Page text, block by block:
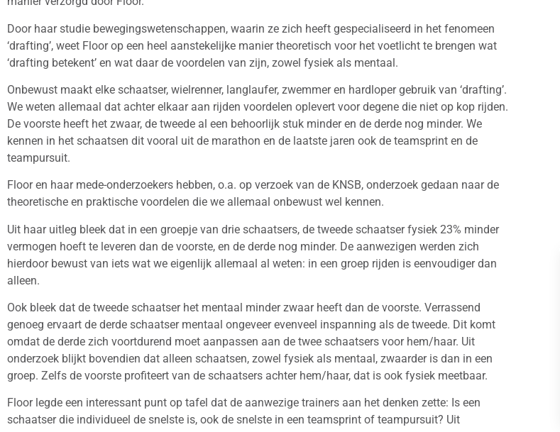
Door haar studie bewegingswetenschappen, waarin ze zich heeft gespecialiseerd in het fenomeen
‘drafting’, weet Floor op een heel aanstekelijke manier theoretisch voor het voetlicht te brengen wat
‘drafting betekent’ en wat daar de voordelen van zijn, zowel fysiek als mentaal.
Onbewust maakt elke schaatser, wielrenner, langlaufer, zwemmer en hardloper gebruik van ‘drafting’.
We weten allemaal dat achter elkaar aan rijden voordelen oplevert voor degene die niet op kop rijden.
De voorste heeft het zwaar, de tweede al een behoorlijk stuk minder en de derde nog minder. We
kennen in het schaatsen dit vooral uit de marathon en de laatste jaren ook de teamsprint en de
teampursuit.
Floor en haar mede-onderzoekers hebben, o.a. op verzoek van de KNSB, onderzoek gedaan naar de
theoretische en praktische voordelen die we allemaal onbewust wel kennen.
Uit haar uitleg bleek dat in een groepje van drie schaatsers, de tweede schaatser fysiek 23% minder
vermogen hoeft te leveren dan de voorste, en de derde nog minder. De aanwezigen werden zich
hierdoor bewust van iets wat we eigenlijk allemaal al weten: in een groep rijden is eenvoudiger dan
alleen.
Ook bleek dat de tweede schaatser het mentaal minder zwaar heeft dan de voorste. Verrassend
genoeg ervaart de derde schaatser mentaal ongeveer evenveel inspanning als de tweede. Dit komt
omdat de derde zich voortdurend moet aanpassen aan de twee schaatsers voor hem/haar. Uit
onderzoek blijkt bovendien dat alleen schaatsen, zowel fysiek als mentaal, zwaarder is dan in een
groep. Zelfs de voorste profiteert van de schaatsers achter hem/haar, dat is ook fysiek meetbaar.
Floor legde een interessant punt op tafel dat de aanwezige trainers aan het denken zette: Is een
schaatser die individueel de snelste is, ook de snelste in een teamsprint of teampursuit? Uit